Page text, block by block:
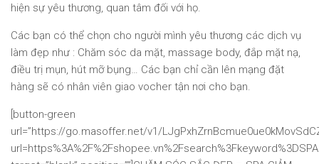
hiện sự yêu thương, quan tâm đối với họ.
Các bạn có thể chọn cho người mình yêu thương các dịch vụ
làm đẹp như : Chăm sóc da mặt, massage body, đắp mặt nạ,
điều trị mụn, hút mỡ bụng… Các bạn chỉ cần lên mạng đặt
hàng sẽ có nhân viên giao vocher tận nơi cho bạn.
[button-green
url=”https://go.masoffer.net/v1/